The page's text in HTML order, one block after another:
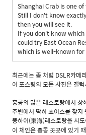
Shanghai Crab is one
Still I don't know
then you will see it.
If you don't know
could try East Ocean
which is well-known for
최근에는 좀 처럼 DSLR카메
이 포스팅의 모든 사진은 갤
홍콩의 많은 레스토랑에서 상
주변에서 딱히 쵸이스를 찾지
똥하이(東海)레스토랑을 시
이 체인은 홍콩 곳곳에 있기